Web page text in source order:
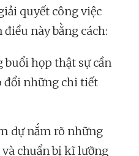
quyết công việc
này bằng cách:
họp thật sự cần
đổi những chi tiết
dự nắm rõ những
chuẩn bị kĩ lưỡng